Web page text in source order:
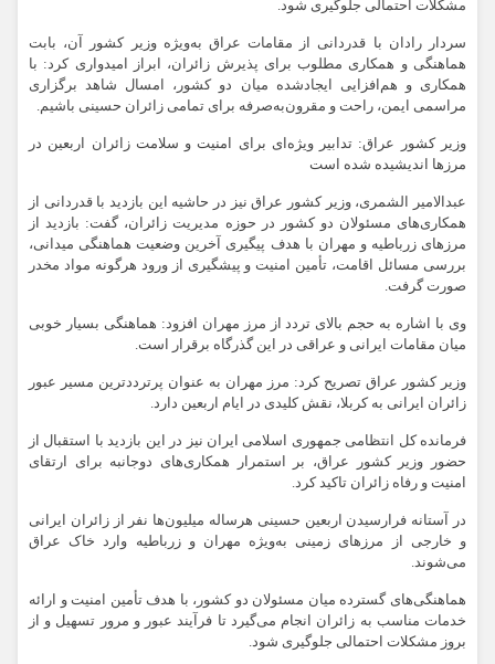
مشکلات احتمالی جلوگیری شود.
سردار رادان با قدردانی از مقامات عراق به‌ویژه وزیر کشور آن، بابت
هماهنگی و همکاری مطلوب برای پذیرش زائران، ابراز امیدواری کرد: با
همکاری و هم‌افزایی ایجادشده میان دو کشور، امسال شاهد برگزاری
مراسمی ایمن، راحت و مقرون‌به‌صرفه برای تمامی زائران حسینی باشیم.
وزیر کشور عراق: تدابیر ویژه‌ای برای امنیت و سلامت زائران اربعین در
مرزها اندیشیده‌ شده است
عبدالامیر الشمری، وزیر کشور عراق نیز در حاشیه این بازدید با قدردانی از
همکاری‌های مسئولان دو کشور در حوزه مدیریت زائران، گفت: بازدید از
مرزهای زرباطیه و مهران با هدف پیگیری آخرین وضعیت هماهنگی‌ میدانی،
بررسی مسائل اقامت، تأمین امنیت و پیشگیری از ورود هرگونه مواد مخدر
صورت گرفت.
وی با اشاره به حجم بالای تردد از مرز مهران افزود: هماهنگی بسیار خوبی
میان مقامات ایرانی و عراقی در این گذرگاه برقرار است.
وزیر کشور عراق تصریح کرد: مرز مهران به‌ عنوان پرترددترین مسیر عبور
زائران ایرانی به کربلا، نقش کلیدی در ایام اربعین دارد.
فرمانده کل انتظامی جمهوری اسلامی ایران نیز در این بازدید با استقبال از
حضور وزیر کشور عراق، بر استمرار همکاری‌های دوجانبه برای ارتقای
امنیت و رفاه زائران تاکید کرد.
در آستانه فرارسیدن اربعین حسینی هرساله میلیون‌ها نفر از زائران ایرانی
و خارجی از مرزهای زمینی به‌ویژه مهران و زرباطیه وارد خاک عراق
می‌شوند.
هماهنگی‌های گسترده میان مسئولان دو کشور، با هدف تأمین امنیت و ارائه
خدمات مناسب به زائران انجام می‌گیرد تا فرآیند عبور و مرور تسهیل و از
بروز مشکلات احتمالی جلوگیری شود.